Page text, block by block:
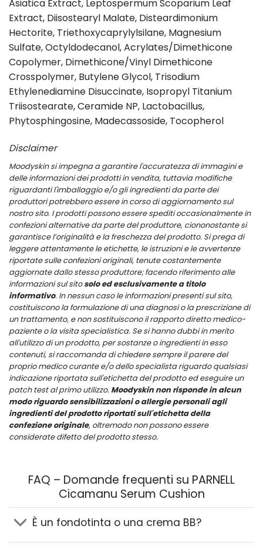
Asiatica Extract, Leptospermum Scoparium Leaf
Extract, Diisostearyl Malate, Disteardimonium
Hectorite, Triethoxycaprylylsilane, Magnesium
Sulfate, Octyldodecanol, Acrylates/Dimethicone
Copolymer, Dimethicone/Vinyl Dimethicone
Crosspolymer, Butylene Glycol, Trisodium
Ethylenediamine Disuccinate, Isopropyl Titanium
Triisostearate, Ceramide NP, Lactobacillus,
Phytosphingosine, Madecassoside, Tocopherol
Disclaimer
Moodyskin si impegna a garantire l'accuratezza di immagini e
delle informazioni dei prodotti in vendita, tuttavia modifiche
riguardanti l'imballaggio e/o gli ingredienti da parte dei
produttori potrebbero essere in corso di aggiornamento sul
nostro sito. I prodotti possono essere spediti occasionalmente in
confezioni alternative da parte del produttore, ciononostante si
garantisce l’originalità e la freschezza del prodotto. Si prega di
leggere attentamente le etichette, le istruzioni e le avvertenze
riportate sulle confezioni originali, tenute costantemente
aggiornate dallo stesso produttore; facendo riferimento alle
informazioni sul sitosolo ed esclusivamente a titolo
informativo. In nessun caso le informazioni presenti sul sito,
costituiscono la formulazione di una diagnosi o la prescrizione di
un trattamento, e non sostituiscono il rapporto diretto medico-
paziente o la visita specialistica. Se si hanno dubbi in merito
all'utilizzo di un prodotto, per sostanze o ingredienti in esso
contenuti, si raccomanda di chiedere sempre il parere del
proprio medico curante e/o dello specialista riguardo qualsiasi
indicazione riportata sull'etichetta del prodotto ed eseguire un
patch test al primo utilizzo. Moodyskin non risponde in alcun
modo riguardo sensibilizzazioni o allergie personali agli
ingredienti del prodotto riportati sull'etichetta della
confezione originale, oltremodo non possono essere
considerate difetto del prodotto stesso.
FAQ – Domande frequenti su PARNELL
Cicamanu Serum Cushion
È un fondotinta o una crema BB?